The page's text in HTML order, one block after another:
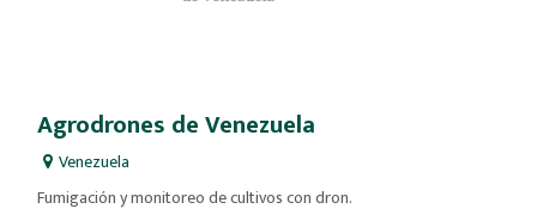
Agrodrones de Venezuela
Venezuela
Fumigación y monitoreo de cultivos con dron.